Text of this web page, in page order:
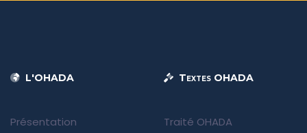
L'OHADA
Présentation
Textes OHADA
Traité OHADA